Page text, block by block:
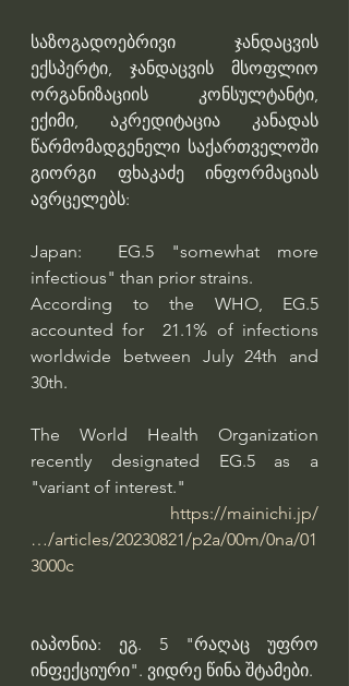
საზოგადოებრივი ჯანდაცვის
ექსპერტი, ჯანდაცვის მსოფლიო
ორგანიზაციის კონსულტანტი,
ექიმი, აკრედიტაცია კანადას
წარმომადგენელი საქართველოში
გიორგი ფხაკაძე ინფორმაციას
ავრცელებს:
Japan:  EG.5 "somewhat more
infectious" than prior strains.
According to the WHO, EG.5
accounted for  21.1% of infections
worldwide between July 24th and
30th.
The World Health Organization
recently designated EG.5 as a
"variant of interest."
https://mainichi.jp/
…/articles/20230821/p2a/00m/0na/01
3000c
იაპონია: ეგ. 5 "რაღაც უფრო
ინფექციური". ვიდრე წინა შტამები.